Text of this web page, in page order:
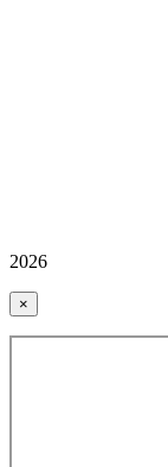
2026
×